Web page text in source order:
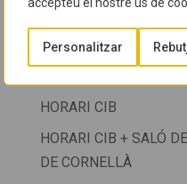
Personalitzar
GUIA D'ESPÈCIES
Guia del CIB
HORARI CIB
HORARI CIB + SALÓ
DE CORNELLÀ